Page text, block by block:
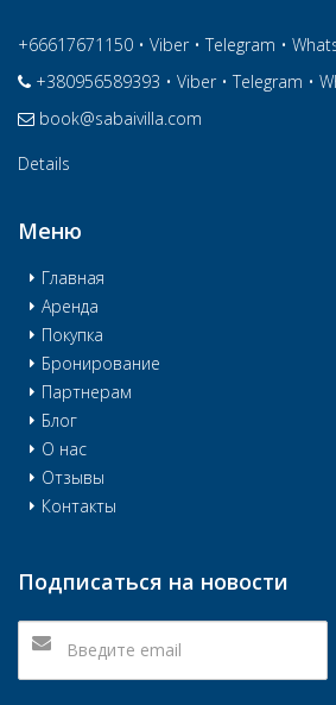
+66617671150 • Viber •Telegram •
+380956589393 • Viber •Telegram •
book@sabaivilla.com
Details
Меню
Главная
Аренда
Покупка
Бронирование
Партнерам
Блог
О нас
Отзывы
Контакты
Подписаться на новости